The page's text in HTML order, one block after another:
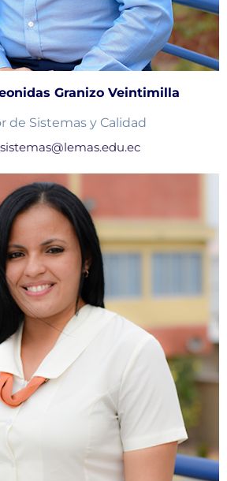
Granizo Veintimilla
de Sistemas y Calidad
sistemas@lemas.edu.ec